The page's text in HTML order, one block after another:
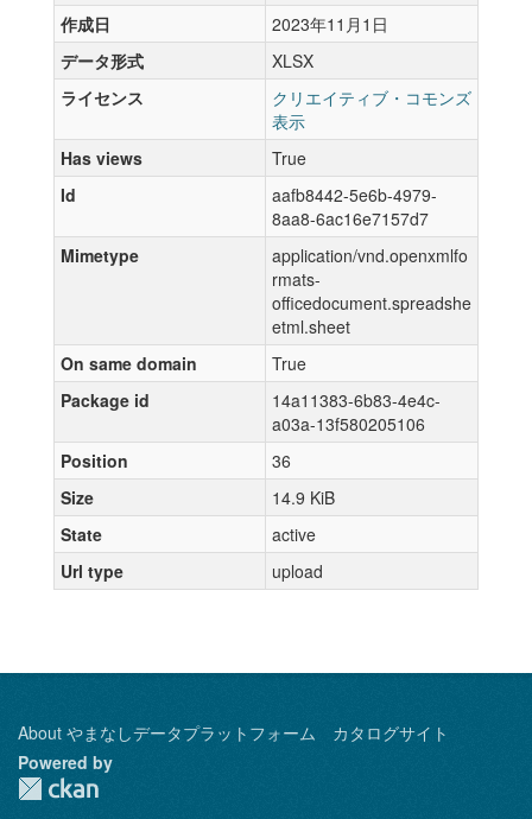
作成日
2023年11月1日
データ形式
XLSX
ライセンス
クリエイティブ・コモンズ
表示
Has views
True
Id
aafb8442-5e6b-4979-
8aa8-6ac16e7157d7
Mimetype
application/vnd.openxmlfo
rmats-
officedocument.spreadshe
etml.sheet
On same domain
True
Package id
14a11383-6b83-4e4c-
a03a-13f580205106
Position
36
Size
14.9 KiB
State
active
Url type
upload
About やまなしデータプラットフォーム カタログサイト
Powered by